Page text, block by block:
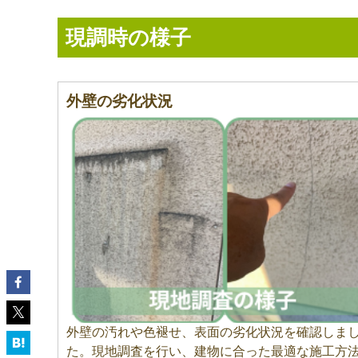
現調時の様子
外壁の劣化状況
外壁の汚れや色褪せ、表面の劣化状況を確認しま
た。現地調査を行い、建物に合った最適な施工方